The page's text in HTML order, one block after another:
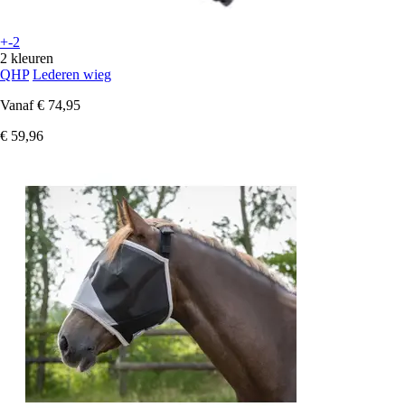
+-2
2 kleuren
QHP Lederen wieg
Vanaf € 74,95
€ 59,96